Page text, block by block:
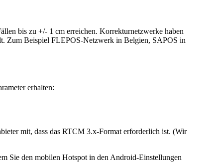
bis zu +/- 1 cm erreichen. Korrekturnetzwerke haben
Zum Beispiel FLEPOS-Netzwerk in Belgien, SAPOS in
erhalten:
mit, dass das RTCM 3.x-Format erforderlich ist. (Wir
Sie den mobilen Hotspot in den Android-Einstellungen